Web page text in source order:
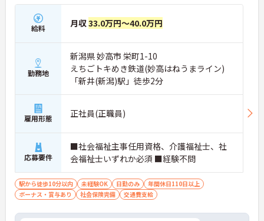
給料 月収33.0万円～40.0万円
勤務地
新潟県 妙高市 栄町1-10
えちごトキめき鉄道(妙高はねうまライン)
「新井(新潟)駅」徒歩2分
雇用形態 正社員(正職員)
応募要件
■社会福祉主事任用資格、介護福祉士、社
会福祉士いずれか必須 ■経験不問
駅から徒歩10分以内 未経験OK 日勤のみ
年間休日110日以上
ボーナス・賞与あり
社会保険完備 交通費支給